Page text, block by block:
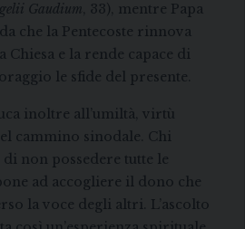
Gaudium , 33), mentre Papa
che la Pentecoste rinnova
Chiesa e la rende capace di
le sfide del presente.
inoltre all’umiltà, virtù
cammino sinodale. Chi
non possedere tutte le
ad accogliere il dono che
la voce degli altri. L’ascolto